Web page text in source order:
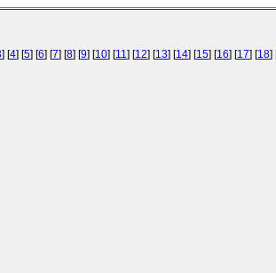
] [4] [5] [6] [7] [8] [9] [10] [11] [12] [13] [14] [15] [16] [17] [18]